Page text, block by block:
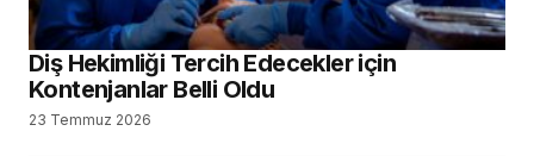
Diş Hekimliği Tercih Edecekler için
Kontenjanlar Belli Oldu
23 Temmuz 2026